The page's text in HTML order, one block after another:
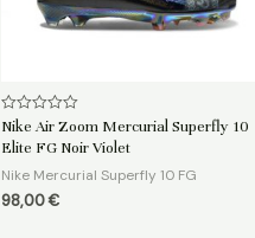
Note
sur
Nike Air Zoom Mercurial Superfly 10
Elite FG Noir Violet
Nike Mercurial Superfly 10 FG
98,00€